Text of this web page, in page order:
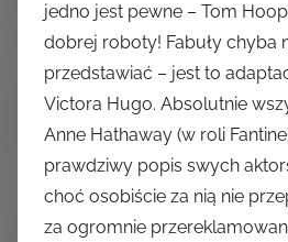
jedno jest pewne – Tom
dobrej roboty! Fabuły chyba
przedstawiać – jest to
Victora Hugo. Absolutnie
Anne Hathaway (w roli
prawdziwy popis swych
choć osobiście za nią nie
za ogromnie